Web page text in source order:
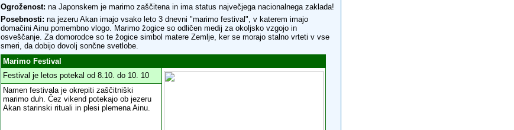
Ogroženost: na Japonskem je marimo zaščitena in ima status največjega nacionalnega zaklada!
Posebnosti: na jezeru Akan imajo vsako leto 3 dnevni "marimo festival", v katerem imajo
domačini Ainu pomembno vlogo. Marimo žogice so odličen medij za okoljsko vzgojo in
osveščanje. Za domorodce so te žogice simbol matere Zemlje, ker se morajo stalno vrteti v vse
smeri, da dobijo dovolj sončne svetlobe.
Marimo Festival
Festival je letos potekal od 8.10. do 10. 10
Namen festivala je okrepiti zaščitniški
marimo duh. Čez vikend potekajo ob jezeru
Akan starinski rituali in plesi plemena Ainu.